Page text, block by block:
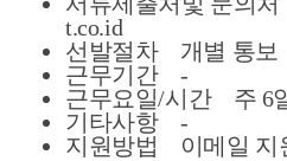
t.co.id
선발절차 개별 통보
근무기간 -
근무요일/시간 주 6
기타사항 -
지원방법 이메일 지